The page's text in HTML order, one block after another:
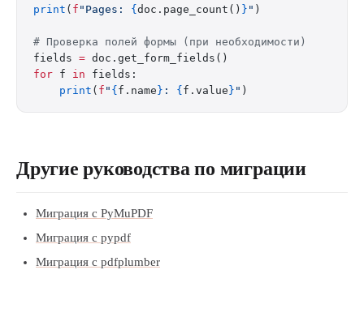
print ( f "Pages: { doc.page_count() } " )
# Проверка полей формы (при необходимости)
fields = doc.get_form_fields()
for f in fields:
    print
( f " { f.name } : { f.value } " )
Другие руководства по миграции
Миграция с PyMuPDF
Миграция с pypdf
Миграция с pdfplumber